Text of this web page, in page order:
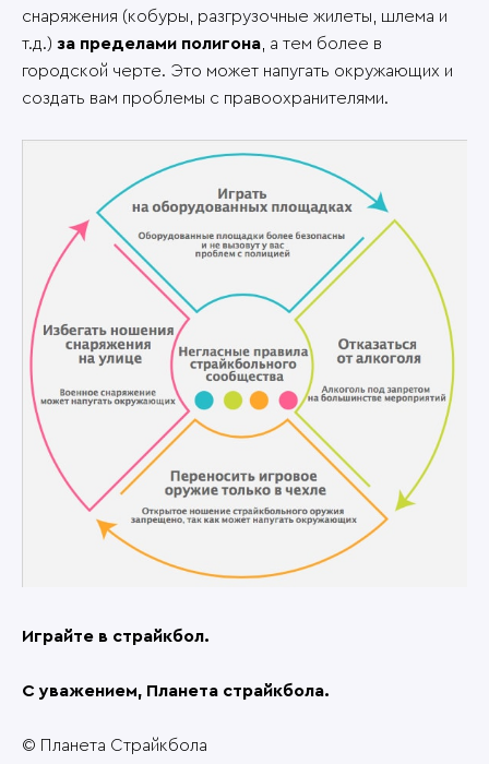
снаряжения (кобуры, разгрузочные жилеты, шлема и
т.д.) за пределами полигона , а тем более в
городской черте. Это может напугать окружающих и
создать вам проблемы с правоохранителями.
Играйте в страйкбол.
С уважением, Планета страйкбола.
© Планета Страйкбола